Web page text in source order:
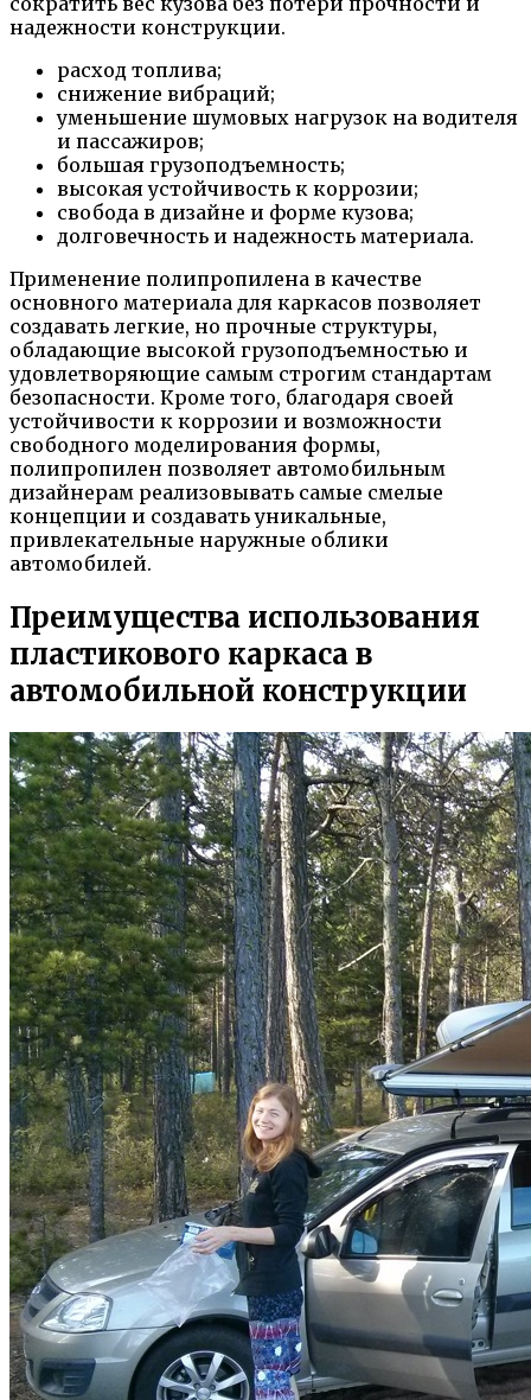
надежности конструкции.
расход топлива;
снижение вибраций;
уменьшение шумовых нагрузок на водителя
и пассажиров;
большая грузоподъемность;
высокая устойчивость к коррозии;
свобода в дизайне и форме кузова;
долговечность и надежность материала.
Применение полипропилена в качестве
основного материала для каркасов позволяет
создавать легкие, но прочные структуры,
обладающие высокой грузоподъемностью и
удовлетворяющие самым строгим стандартам
безопасности. Кроме того, благодаря своей
устойчивости к коррозии и возможности
свободного моделирования формы,
полипропилен позволяет автомобильным
дизайнерам реализовывать самые смелые
концепции и создавать уникальные,
привлекательные наружные облики
автомобилей.
Преимущества использования
пластикового каркаса в
автомобильной конструкции